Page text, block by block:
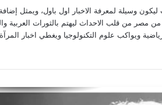
ليكون وسيلة لمعرفة الاخبار اول باول، ويمثل
من مصر من قلب الاحداث ليهتم بالثورات العربية
ويواكب علوم التكنولوجيا ويغطي اخبار المرآة
متحف الفنون الشعبية
يستقبل طلاب المعهد
التطبيقية بأكتوبر
اليهم “